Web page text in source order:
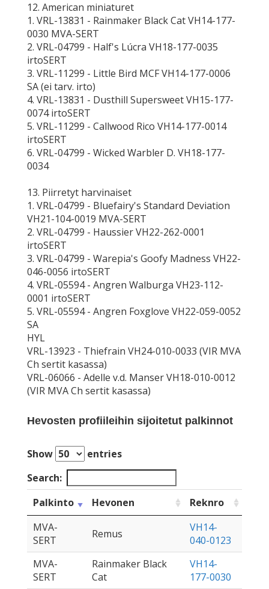
12. American miniaturet
1. VRL-13831 - Rainmaker Black Cat VH14-177-
0030 MVA-SERT
2. VRL-04799 - Half's Lúcra VH18-177-0035
irtoSERT
3. VRL-11299 - Little Bird MCF VH14-177-0006
SA (ei tarv. irto)
4. VRL-13831 - Dusthill Supersweet VH15-177-
0074 irtoSERT
5. VRL-11299 - Callwood Rico VH14-177-0014
irtoSERT
6. VRL-04799 - Wicked Warbler D. VH18-177-
0034
13. Piirretyt harvinaiset
1. VRL-04799 - Bluefairy's Standard Deviation
VH21-104-0019 MVA-SERT
2. VRL-04799 - Haussier VH22-262-0001
irtoSERT
3. VRL-04799 - Warepia's Goofy Madness VH22-
046-0056 irtoSERT
4. VRL-05594 - Angren Walburga VH23-112-
0001 irtoSERT
5. VRL-05594 - Angren Foxglove VH22-059-0052
SA
HYL
VRL-13923 - Thiefrain VH24-010-0033 (VIR MVA
Ch sertit kasassa)
VRL-06066 - Adelle v.d. Manser VH18-010-0012
(VIR MVA Ch sertit kasassa)
Hevosten profiileihin sijoitetut palkinnot
Show
entries
Search:
Palkinto
Hevonen
Reknro
MVA-
SERT
Remus
VH14-
040-0123
MVA-
SERT
Rainmaker Black
Cat
VH14-
177-0030